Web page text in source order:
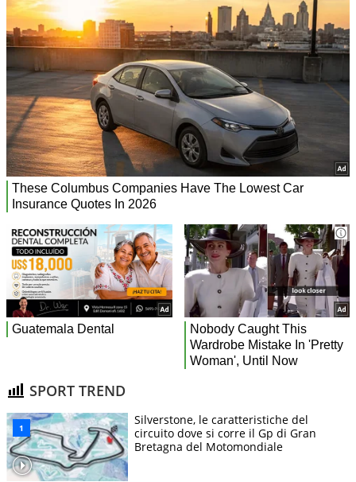
SPORT TREND
Silverstone, le caratteristiche del
circuito dove si corre il Gp di Gran
Bretagna del Motomondiale